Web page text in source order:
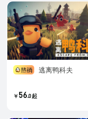
逃离鸭科夫
￥ 56.0起